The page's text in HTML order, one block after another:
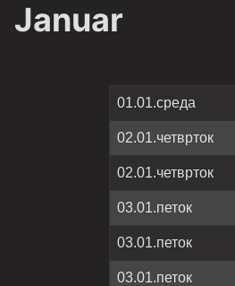
Januar
01.01.среда
02.01.четврток
02.01.четврток
03.01.петок
03.01.петок
03.01.петок